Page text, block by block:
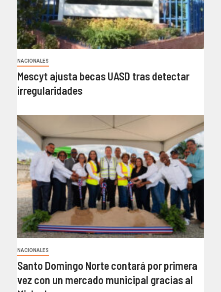
NACIONALES
Mescyt ajusta becas UASD tras detectar
irregularidades
NACIONALES
Santo Domingo Norte contará por primera
vez con un mercado municipal gracias al